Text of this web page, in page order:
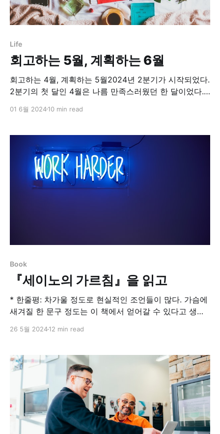
Life
회고하는 5월, 계획하는 6월
회고하는 4월, 계획하는 5월2024년 2분기가 시작되었다.
2분기의 첫 달인 4월은 나름 만족스러웠던 한 달이었다.
다. 1년 계획을 기반으로 리뷰해보자. 회고하는 3월, 계획
버퍼가 크게 늘어나서 변동성이 적어지는 한 달이었다. 쉽
게 말하자면, 하던거 계속 하느라 새로운 거
01 6월 202410 min read
Book
『세이노의 가르침』을 읽고
* 한줄평: 차가울 정도로 현실적인 조언들이 많다. 가슴에
새겨질 한 문구 정도는 이 책에서 얻어갈 수 있다고 생각
황에 있어서 재지 말고 현명하고 열심히 해내기. 세이노의
은 글들. 독자들이 자발적으로 만든 제본서는 물론, 전자
책과 앱까지 나왔던 《세이노의
26 5월 202412 min read